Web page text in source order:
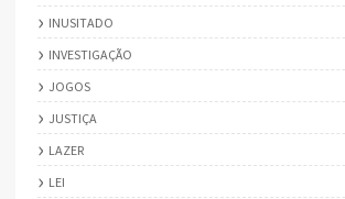
INUSITADO
INVESTIGAÇÃO
JOGOS
JUSTIÇA
LAZER
LEI